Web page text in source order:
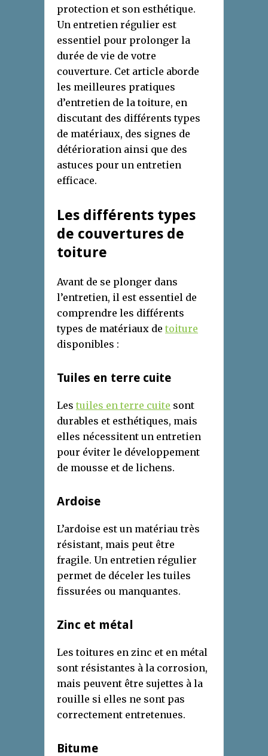
protection et son esthétique.
Un entretien régulier est
essentiel pour prolonger la
durée de vie de votre
couverture. Cet article aborde
les meilleures pratiques
d’entretien de la toiture, en
discutant des différents types
de matériaux, des signes de
détérioration ainsi que des
astuces pour un entretien
efficace.
Les différents types
de couvertures de
toiture
Avant de se plonger dans
l’entretien, il est essentiel de
comprendre les différents
types de matériaux de toiture
disponibles :
Tuiles en terre cuite
Les tuiles en terre cuite sont
durables et esthétiques, mais
elles nécessitent un entretien
pour éviter le développement
de mousse et de lichens.
Ardoise
L’ardoise est un matériau très
résistant, mais peut être
fragile. Un entretien régulier
permet de déceler les tuiles
fissurées ou manquantes.
Zinc et métal
Les toitures en zinc et en métal
sont résistantes à la corrosion,
mais peuvent être sujettes à la
rouille si elles ne sont pas
correctement entretenues.
Bitume